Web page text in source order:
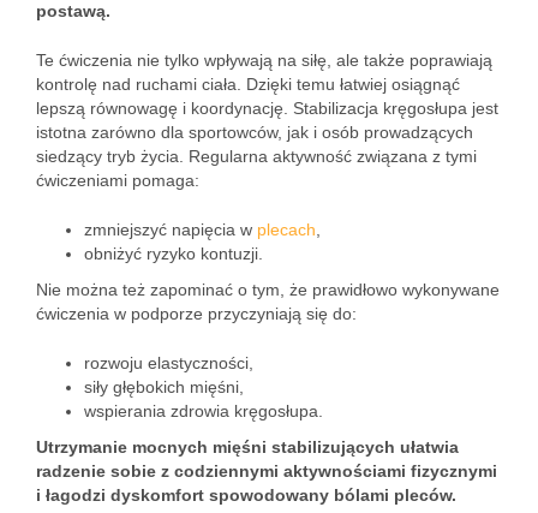
postawą.
Te ćwiczenia nie tylko wpływają na siłę, ale także poprawiają
kontrolę nad ruchami ciała. Dzięki temu łatwiej osiągnąć
lepszą równowagę i koordynację. Stabilizacja kręgosłupa jest
istotna zarówno dla sportowców, jak i osób prowadzących
siedzący tryb życia. Regularna aktywność związana z tymi
ćwiczeniami pomaga:
zmniejszyć napięcia w plecach
obniżyć ryzyko kontuzji.
Nie można też zapominać o tym, że prawidłowo wykonywane
ćwiczenia w podporze przyczyniają się do:
rozwoju elastyczności,
siły głębokich mięśni,
wspierania zdrowia kręgosłupa.
Utrzymanie mocnych mięśni stabilizujących ułatwia
radzenie sobie z codziennymi aktywnościami fizycznymi
i łagodzi dyskomfort spowodowany bólami pleców.